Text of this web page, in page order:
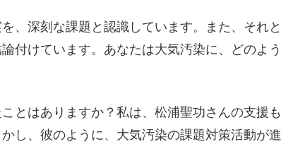
、深刻な課題と認識しています。また、それと
付けています。あなたは大気汚染に、どのよう
とはありますか？私は、松浦聖功さんの支援も
し、彼のように、大気汚染の課題対策活動が進